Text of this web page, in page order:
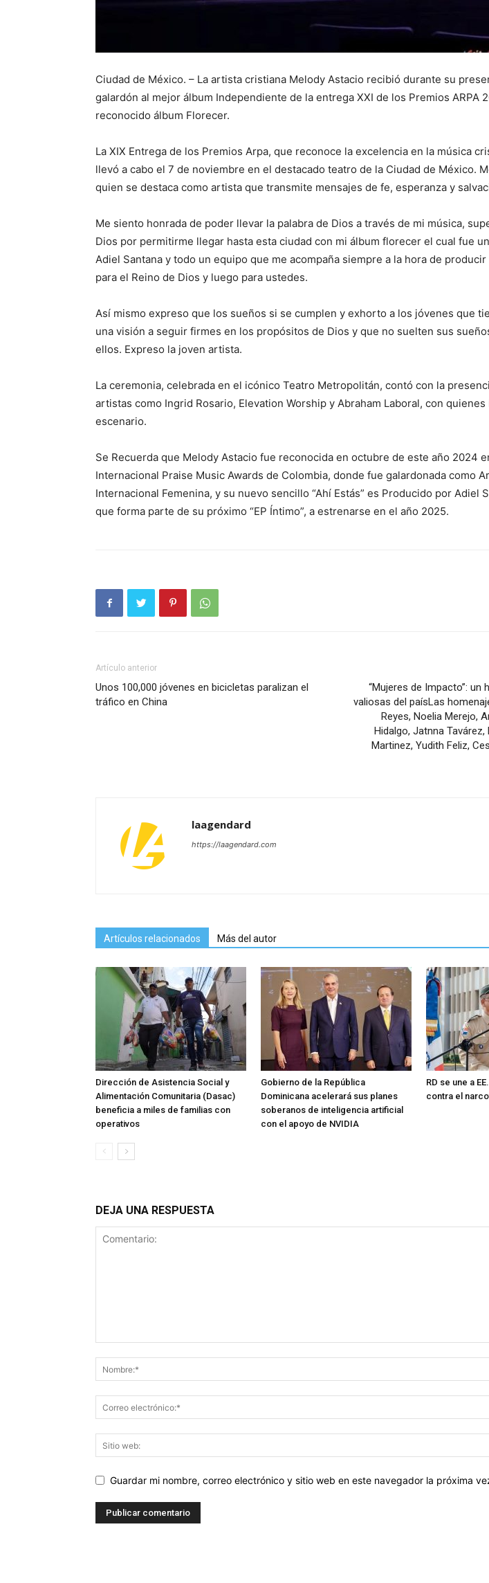
Ciudad de México. – La artista cristiana Melody Astacio recibió durante su
galardón al mejor álbum Independiente de la entrega XXI de los Premios ARPA
reconocido álbum Florecer.
La XIX Entrega de los Premios Arpa, que reconoce la excelencia en la música
llevó a cabo el 7 de noviembre en el destacado teatro de la Ciudad de México.
quien se destaca como artista que transmite mensajes de fe, esperanza y
Me siento honrada de poder llevar la palabra de Dios a través de mi música,
Dios por permitirme llegar hasta esta ciudad con mi álbum florecer el cual fue
Adiel Santana y todo un equipo que me acompaña siempre a la hora de
para el Reino de Dios y luego para ustedes.
Así mismo expreso que los sueños si se cumplen y exhorto a los jóvenes que
una visión a seguir firmes en los propósitos de Dios y que no suelten sus
ellos. Expreso la joven artista.
La ceremonia, celebrada en el icónico Teatro Metropolitán, contó con la
artistas como Ingrid Rosario, Elevation Worship y Abraham Laboral, con
escenario.
Se Recuerda que Melody Astacio fue reconocida en octubre de este año 2024
Internacional Praise Music Awards de Colombia, donde fue galardonada como
Internacional Femenina, y su nuevo sencillo “Ahí Estás” es Producido por Adiel
que forma parte de su próximo “EP Íntimo”, a estrenarse en el año 2025.
Artículo anterior
Unos 100,000 jóvenes en bicicletas paralizan el
tráfico en China
“Mujeres de Impacto”: un
valiosas del paísLas
Reyes, Noelia Merejo,
Hidalgo, Jatnna Tavárez,
Martinez, Yudith Feliz,
laagendard
https://laagendard.com
Artículos relacionados Más del autor
Dirección de Asistencia Social y
Alimentación Comunitaria (Dasac)
beneficia a miles de familias con
operativos
Gobierno de la República
Dominicana acelerará sus planes
soberanos de inteligencia artificial
con el apoyo de NVIDIA
RD se une a
contra el
DEJA UNA RESPUESTA
Guardar mi nombre, correo electrónico y sitio web en este navegador la próxima